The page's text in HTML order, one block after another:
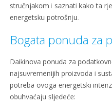
stručnjakom i saznati kako ta
energetsku potrošnju.
Bogata ponuda za
Daikinova ponuda za
najsuvremenijih proizvoda i
potreba ovoga energetski
obuhvaćaju sljedeće: